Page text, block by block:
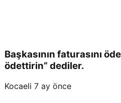
Başkasının faturasını
ödettirin” dediler.
Kocaeli 7 ay önce